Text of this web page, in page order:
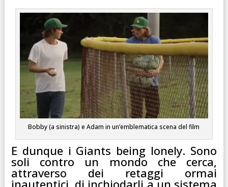
Bobby (a sinistra) e Adam in un’emblematica scena del film
E dunque i Giants being lonely. Sono
soli contro un mondo che cerca,
attraverso dei retaggi ormai
inautentici, di inchiodarli a un sistema